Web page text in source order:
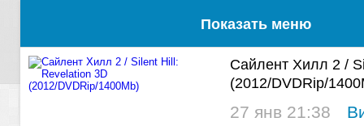
Показать меню
Сайлент Хилл 2 /
(2012/DVDRip/
27 янв 21:38